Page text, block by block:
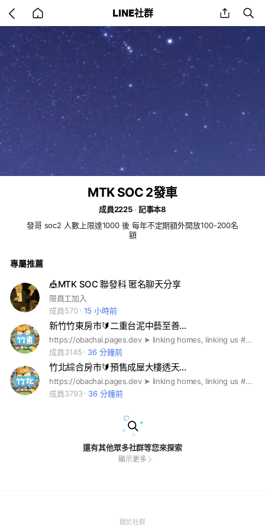
back
to
home
LINE社群 share
MTK SOC 2發車
成員2225
記事本8
發哥 soc2 人數上限達1000 後 每年不定期額外開放100-200名
額
專屬推薦
🎪MTK SOC 聯發科 匿名聊天分享
限員工加入
成員570
15 小時前
新竹竹東房市🔰二重台泥中藝至善…
https://obachai.pages.dev ➤ linking homes, linking us #歐巴柴 #新青安 #央行第七波 #限貸令 #信用管制 #虛坪改革 #實坪制 #台積宅 #都更 #實價登錄 #房地合一 #囤房稅 #竹北預售屋 #竹北新成屋 #竹北中古屋 #竹北二手屋 #竹科購屋 #竹北買房 #竹北租房 #竹北首購 #竹北換屋 #竹北大樓 #竹北透天 #竹北重劃區 #竹北宏匯 #竹科效應 #竹北買房 #竹科生活圈 #竹北蛋黃區 #竹科廠區 #台元租屋 #寶佳 #佳陞 #佳展 #佳泰 #佳群 #佳晟 #佳福 #佳昂 #佳順 #佳鈜 #佳鏵 #佳昕 #佳瓚 #佳友 #佳峻 #佳鋐 #佳瑞 #櫻花 #皇普 #合康 #和築 #鴻築 #合新 #坤山 #大硯 #合石 #惠宇 #昌益 #豐邑 #新家華 #浩瀚 #德鑫 #鼎毅 #禾寅 #澤緣 #富宇 #椰林 #新業 #鴻柏 #鴻慶 #金弘 #紅樹 #韋順 #展才 #展藝 #上德 #美居 #又一山 #旭唐 #富廣 #源富 #富源 #海悅
成員3145
36 分鐘前
竹北綜合房市🔰預售成屋大樓透天…
https://obachai.pages.dev ➤ linking homes, linking us #歐巴柴 #新青安 #央行第七波 #限貸令 #信用管制 #虛坪改革 #實坪制 #台積宅 #都更 #實價登錄 #房地合一 #囤房稅 #竹北預售屋 #竹北新成屋 #竹北中古屋 #竹北二手屋 #竹科購屋 #竹北買房 #竹北租房 #竹北首購 #竹北換屋 #竹北大樓 #竹北透天 #竹北重劃區 #竹北宏匯 #竹科效應 #竹北買房 #竹科生活圈 #竹北蛋黃區 #竹科廠區 #台元租屋 #寶佳 #佳陞 #佳展 #佳泰 #佳群 #佳晟 #佳福 #佳昂 #佳順 #佳鈜 #佳鏵 #佳昕 #佳瓚 #佳友 #佳峻 #佳鋐 #佳瑞 #櫻花 #皇普 #合康 #和築 #鴻築 #合新 #坤山 #大硯 #合石 #惠宇 #昌益 #豐邑 #新家華 #浩瀚 #德鑫 #鼎毅 #禾寅 #澤緣 #富宇 #椰林 #新業 #鴻柏 #鴻慶 #金弘 #紅樹 #韋順 #展才 #展藝 #上德 #美居 #又一山 #旭唐 #富源 #富廣 #源富 #竹慶 #海悅
成員3793
36 分鐘前
還有其他眾多社群等您來探索
顯示更多
關於社群(Open